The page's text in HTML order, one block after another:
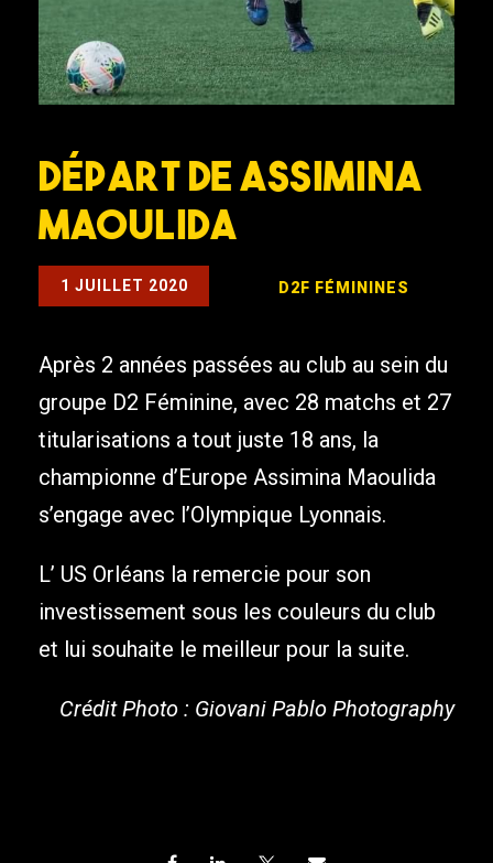
Départ de Assimina
Maoulida
1 JUILLET 2020 D2F FÉMININES
Après 2 années passées au club au sein du
groupe D2 Féminine, avec 28 matchs et 27
titularisations a tout juste 18 ans, la
championne d’Europe Assimina Maoulida
s’engage avec l’Olympique Lyonnais.
L’ US Orléans la remercie pour son
investissement sous les couleurs du club
et lui souhaite le meilleur pour la suite.
Crédit Photo : Giovani Pablo Photography